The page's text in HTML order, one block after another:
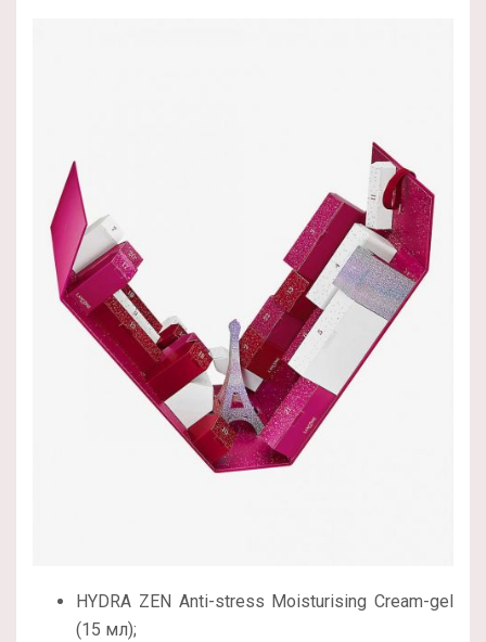
HYDRA ZEN Anti-stress Moisturising Cream-gel
(15 мл);